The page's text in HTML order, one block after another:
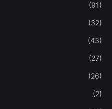
(91)
(32)
(43)
(27)
(26)
(2)